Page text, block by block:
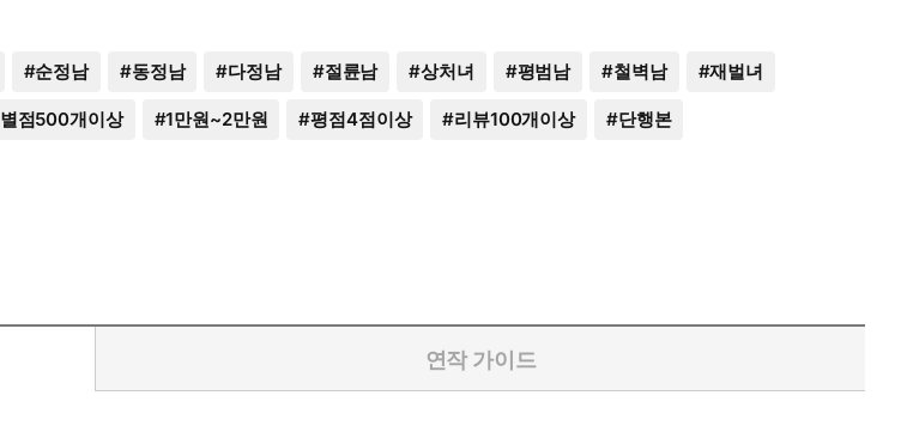
#순정남 #동정남 #다정남 #절륜남 #상처녀 #평범남 #철벽남 #재벌녀
별점500개이상 #1만원~2만원 #평점4점이상 #리뷰100개이상 #단행본
연작 가이드